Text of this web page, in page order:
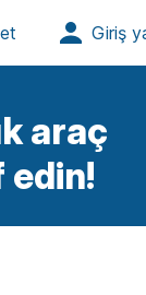
araç
edin!